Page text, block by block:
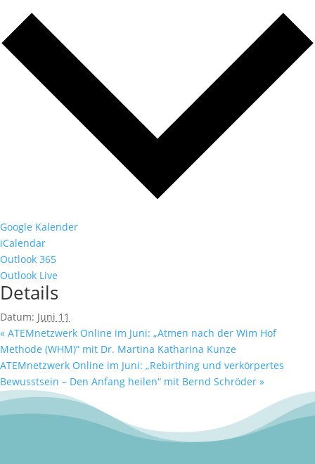
Google Kalender
iCalendar
Outlook 365
Outlook Live
Details
Datum: Juni 11
« ATEMnetzwerk Online im Juni: „Atmen nach der Wim Hof
Methode (WHM)“ mit Dr. Martina Katharina Kunze
ATEMnetzwerk Online im Juni: „Rebirthing und verkörpertes
Bewusstsein – Den Anfang heilen“ mit Bernd Schröder »